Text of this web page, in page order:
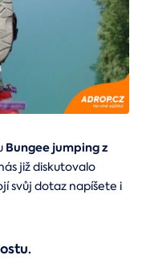
Bungee jumping z
již diskutovalo
svůj dotaz napíšete i